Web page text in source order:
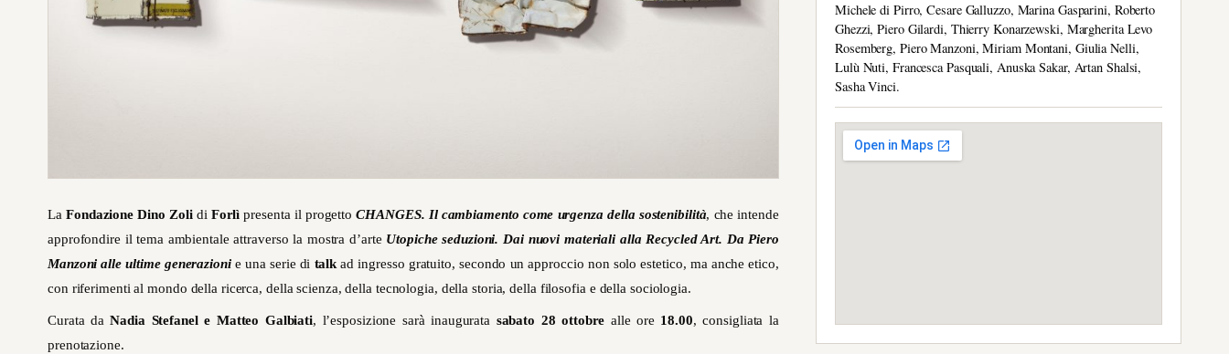
La Fondazione Dino Zolidi Forlì presenta il progettoCHANGES. Il cambiamento come urgenza della sostenibilità, che intende
approfondire il tema ambientale attraverso la mostra d’arte Utopiche seduzioni. Dai nuovi materiali alla Recycled Art. Da Piero
Manzoni alle ultime generazioni e una serie di talkad ingresso gratuito, secondo un approccio non solo estetico, ma anche etico,
con riferimenti al mondo della ricerca, della scienza, della tecnologia, della storia, della filosofia e della sociologia.
Curata daNadia Stefanel e Matteo Galbiati, l’esposizione sarà inaugurata sabato 28 ottobre alle ore 18.00, consigliata la
prenotazione.
Michele di Pirro, Cesare Galluzzo, Marina Gasparini, Roberto
Ghezzi, Piero Gilardi, Thierry Konarzewski, Margherita Levo
Rosemberg, Piero Manzoni, Miriam Montani, Giulia Nelli,
Lulù Nuti, Francesca Pasquali, Anuska Sakar, Artan Shalsi,
Sasha Vinci.